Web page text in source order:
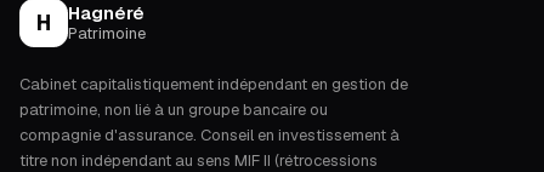
H Hagnéré
Patrimoine
Cabinet capitalistiquement indépendant en gestion de
patrimoine, non lié à un groupe bancaire ou
compagnie d'assurance. Conseil en investissement à
titre non indépendant au sens MIF II (rétrocessions